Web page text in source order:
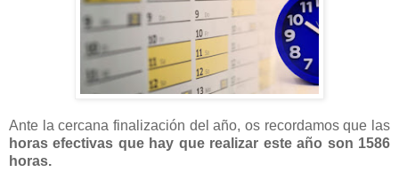
Ante la cercana finalización del año, os recordamos que las
horas efectivas que hay que realizar este año son 1586
horas.